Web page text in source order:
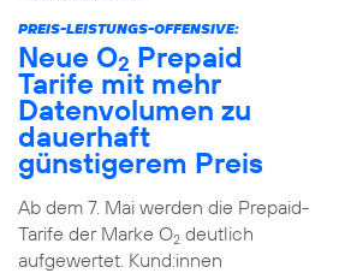
PREIS-LEISTUNGS-OFFENSIVE:
Neue O2 Prepaid
Tarife mit mehr
Datenvolumen zu
dauerhaft
günstigerem Preis
Ab dem 7. Mai werden die Prepaid-
Tarife der Marke O2deutlich
aufgewertet. Kund:innen